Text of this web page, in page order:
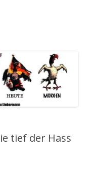
dieser unserer
tief der Hass